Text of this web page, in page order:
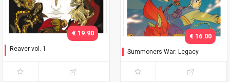
Reaver vol. 1
€ 19.90
Summoners War: Legacy
€ 16.00